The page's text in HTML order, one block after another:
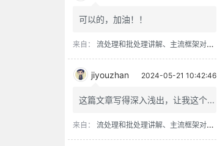
可以的，加油！！
来自： 流处理和批处理讲解、主流框架对比、流批一体架构
jiyouzhan 2024-05-21 10:42:46
这篇文章写得深入浅出，让我这个...
来自： 流处理和批处理讲解、主流框架对比、流批一体架构